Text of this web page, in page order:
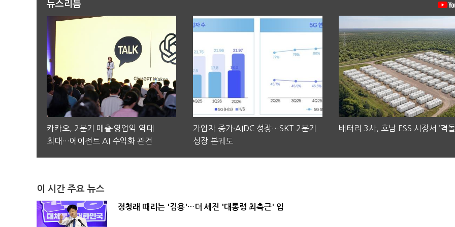
뉴스리듬
카카오, 2분기 매출·영업익 역대
최대…에이전트 AI 수익화 관건
가입자 증가·AIDC 성장…SKT 2분기
성장 본궤도
배터리 3사, 호남 ESS 시장서 ‘격돌
이 시간 주요 뉴스
정청래 때리는 '김용'…더 세진 '대통령 최측근' 입